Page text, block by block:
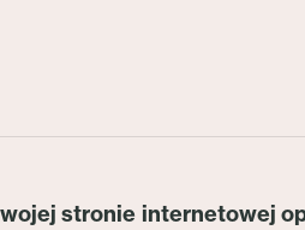
stronie internetowej